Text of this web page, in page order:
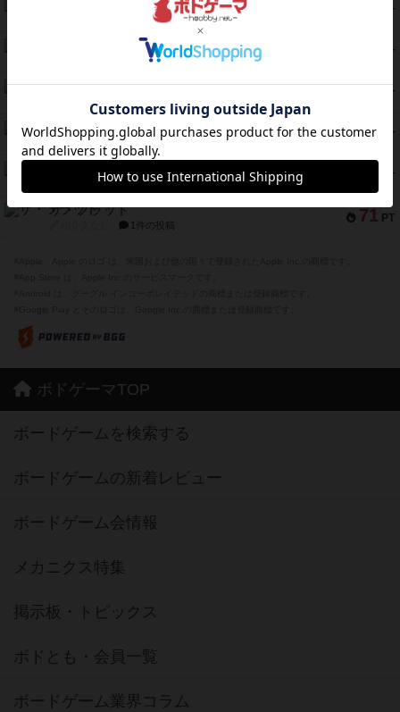
PT
1件の投稿
PT
ガルフストライク
1件の投稿
PT
モズビ－ズ・レイダ－ズ
紹介文あり 1件の投稿
77 PT
リー対グラント
紹介文あり 1件の投稿
PT
紹介文あり 4件の投稿
71 PT
ザ・フラッド
1件の投稿
ボドゲーマTOP
ボードゲームを検索する
ボードゲームの新着レビュー
ボードゲーム会情報
メカニクス特集
掲示板・トピックス
ボドとも・会員一覧
ボードゲーム業界コラム